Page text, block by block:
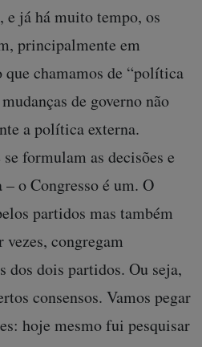
já há muito tempo, os
principalmente em
chamamos de “política
de governo não
a política externa.
formulam as decisões e
o Congresso é um. O
partidos mas também
vezes, congregam
dos dois partidos. Ou seja,
consensos. Vamos pegar
hoje mesmo fui pesquisar